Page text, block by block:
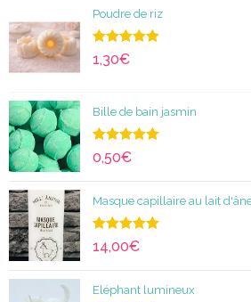
Poudre de riz
Note 5.00
sur 5
1,30€
Bille de bain jasmin
Note 5.00
sur 5
0,50€
Masque capillaire au lait
Note 5.00
sur 5
14,00€
Eléphant lumineux